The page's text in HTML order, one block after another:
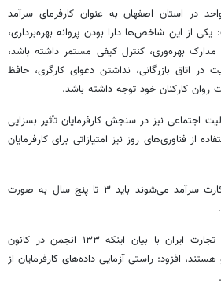
با بیان اینکه تاکنون ۹ واحد در استان اصفهان به عنوان کارفرمای سرآمد
از این شاخص‌ها دارا بودن پروانه بهره‌برداری،
مدارک بهره‌وری، کنترل کیفی مستمر داشته باشد،
در اتاق بازرگانی، نداشتن دعوای کارگری، حافظ
کارکنان خود توجه داشته باشد.
اجتماعی نیز در سنجش کارفرمایان تأثیر بسزایی
از فناوری‌های روز نیز امتیازاتی برای کارفرمایان
وی گفت: افرادی که صاحب کارت سرآمد می‌شوند باید ۳ تا پنج سال به صورت
رئیس خانه صنعت، معدن و تجارت ایران با بیان اینکه ۱۳۳ انجمن در کانون
افزود: راستی آزمایی داده‌های کارفرمایان از